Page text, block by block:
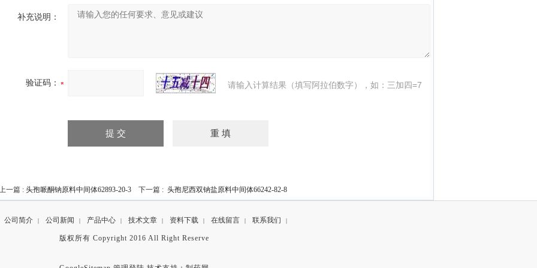
补充说明：
验证码： 请输入计算结果（填写阿拉伯数字），如：三加四=7
一篇 : 头孢哌酮钠原料中间体62893-20-3 下一篇 : 头孢尼西双钠盐原料中间体66242-82-8
公司简介 | 公司新闻 | 产品中心 | 技术文章 | 资料下载 | 在线留言 | 联系我们 |
版权所有 Copyright 2016 All Right Reserve